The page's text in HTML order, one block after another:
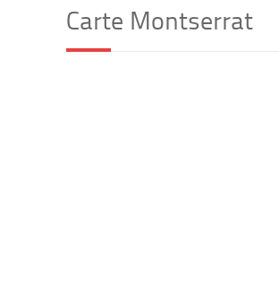
Carte Montserrat